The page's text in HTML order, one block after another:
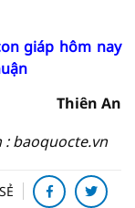
giáp hôm nay
Thiên An
: baoquocte.vn